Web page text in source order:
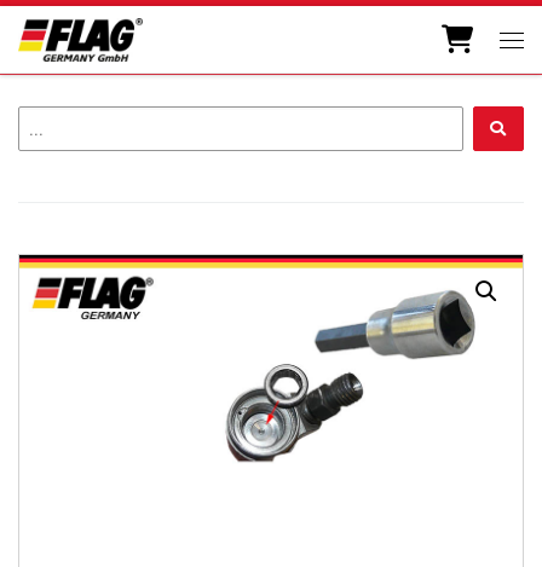
Zum Inhalt springen